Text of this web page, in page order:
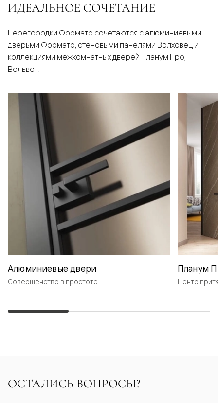
ИДЕАЛЬНОЕ СОЧЕТАНИЕ
Перегородки Формато сочетаются с алюминиевыми
дверьми Формато, стеновыми панелями Волховец и
коллекциями межкомнатных дверей Планум Про,
Вельвет.
Алюминиевые двери
Совершенство в простоте
Планум
Центр
ОСТАЛИСЬ ВОПРОСЫ?